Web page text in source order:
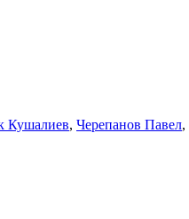
Кушалиев, Черепанов Павел,